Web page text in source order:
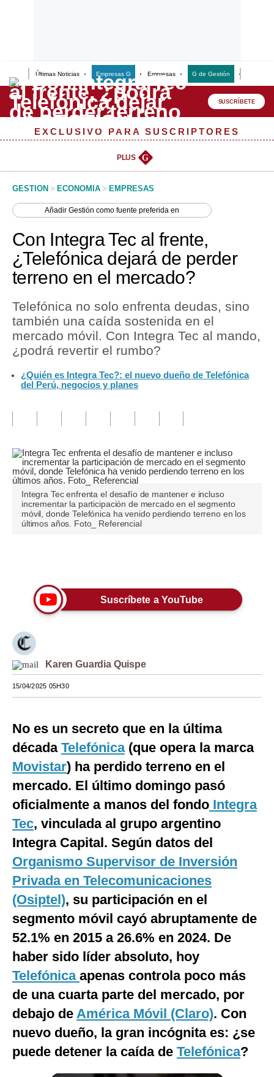
Últimas Noticias Empresas G Empresas G de Gestión
Lo último
Peru Quiosco
Management & Empleo
Perú
Política
Finanzas Personales
Inmobiliarias
Plus G
Blogs
Tendencias
Lujo
Estilos
EEUU
México
España
Club del Suscriptor
Mix
G de Gestión
Notas Contratadas
Podcast
Gestión TV
Videos
Fotogalerías
gestion.pe
¿quiénes
Somos?
Términos
Y
Condiciones
SUSCRÍBETE
EXCLUSIVO PARA SUSCRIPTORES
PLUS G
GESTION > ECONOMIA > EMPRESAS
AñadirGestión como fuente preferida en
Con Integra Tec al frente,
¿Telefónica dejará de perder
terreno en el mercado?
Telefónica no solo enfrenta deudas, sino
también una caída sostenida en el
mercado móvil. Con Integra Tec al mando,
¿podrá revertir el rumbo?
¿Quién es Integra Tec?: el nuevo dueño de Telefónica
del Perú, negocios y planes
Integra Tec enfrenta el desafío de mantener e incluso
incrementar la participación de mercado en el segmento
móvil, donde Telefónica ha venido perdiendo terreno en los
últimos años. Foto_ Referencial
Suscríbete a YouTube
Karen Guardia Quispe
15/04/2025 05H30
No es un secreto que en la última
década Telefónica(que opera la marca
Movistar) ha perdido terreno en el
mercado. El último domingo pasó
oficialmente a manos del fondo Integra
Tec, vinculada al grupo argentino
Integra Capital. Según datos del
Organismo Supervisor de Inversión
Privada en Telecomunicaciones
(Osiptel), su participación en el
segmento móvil cayó abruptamente de
52.1% en 2015 a 26.6% en 2024. De
haber sido líder absoluto, hoy
Telefónica apenas controla poco más
de una cuarta parte del mercado, por
debajo de América Móvil (Claro). Con
nuevo dueño, la gran incógnita es: ¿se
puede detener la caída de Telefónica?